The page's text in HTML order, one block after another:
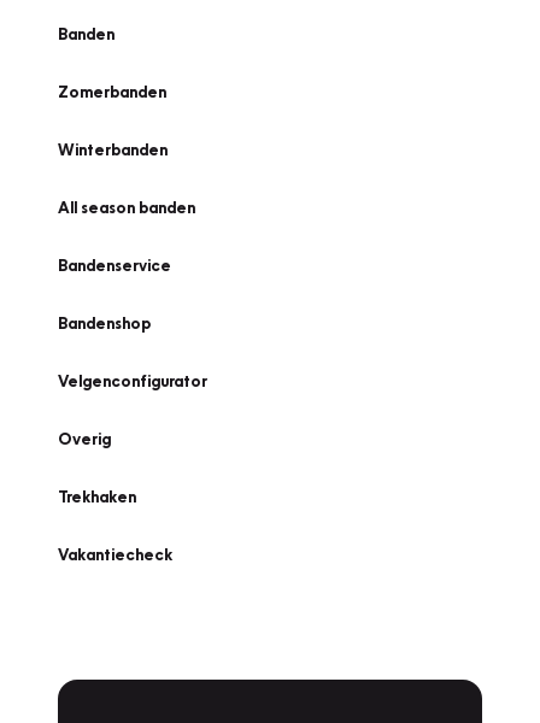
Banden
Zomerbanden
Winterbanden
All season banden
Bandenservice
Bandenshop
Velgenconfigurator
Overig
Trekhaken
Vakantiecheck